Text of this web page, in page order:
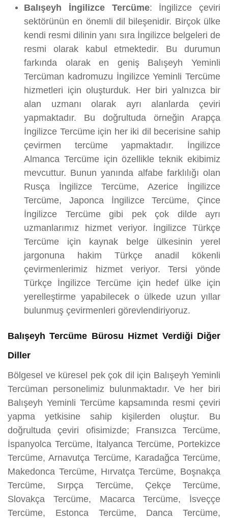
Balışeyh İngilizce Tercüme: İngilizce çeviri
sektörünün en önemli dil bileşenidir. Birçok ülke
kendi resmi dilinin yanı sıra İngilizce belgeleri de
resmi olarak kabul etmektedir. Bu durumun
farkında olarak en geniş Balışeyh Yeminli
Tercüman kadromuzu İngilizce Yeminli Tercüme
hizmetleri için oluşturduk. Her biri yalnızca bir
alan uzmanı olarak ayrı alanlarda çeviri
yapmaktadır. Bu doğrultuda örneğin Arapça
İngilizce Tercüme için her iki dil becerisine sahip
çevirmen tercüme yapmaktadır. İngilizce
Almanca Tercüme için özellikle teknik ekibimiz
mevcuttur. Bunun yanında alfabe farklılığı olan
Rusça İngilizce Tercüme, Azerice İngilizce
Tercüme, Japonca İngilizce Tercüme, Çince
İngilizce Tercüme gibi pek çok dilde ayrı
uzmanlarımız hizmet veriyor. İngilizce Türkçe
Tercüme için kaynak belge ülkesinin yerel
jargonuna hakim Türkçe anadil kökenli
çevirmenlerimiz hizmet veriyor. Tersi yönde
Türkçe İngilizce Tercüme için hedef ülke için
yerelleştirme yapabilecek o ülkede uzun yıllar
bulunmuş çevirmenleri görevlendiriyoruz.
Balışeyh Tercüme Bürosu Hizmet Verdiği Diğer
Diller
Bölgesel ve küresel pek çok dil için Balışeyh Yeminli
Tercüman personelimiz bulunmaktadır. Ve her biri
Balışeyh Yeminli Tercüme kapsamında resmi çeviri
yapma yetkisine sahip kişilerden oluştur. Bu
doğrultuda çeviri ofisimizde; Fransızca Tercüme,
İspanyolca Tercüme, İtalyanca Tercüme, Portekizce
Tercüme, Arnavutça Tercüme, Karadağca Tercüme,
Makedonca Tercüme, Hırvatça Tercüme, Boşnakça
Tercüme, Sırpça Tercüme, Çekçe Tercüme,
Slovakça Tercüme, Macarca Tercüme, İsveççe
Tercüme, Estonca Tercüme, Danca Tercüme,